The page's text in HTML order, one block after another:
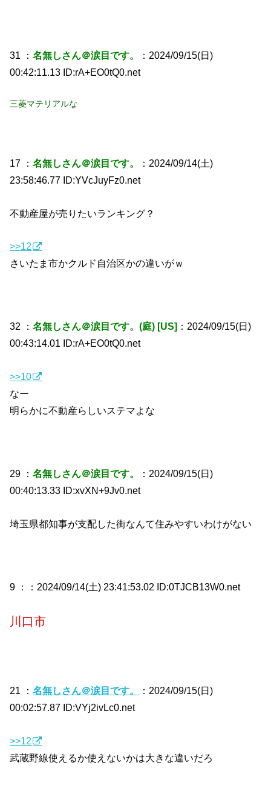
31 ：名無しさん＠涙目です。
：2024/09/15(日)
00:42:11.13 ID:rA+EO0tQ0.net
三菱マテリアルな
17 ：名無しさん＠涙目です。
：2024/09/14(土)
23:58:46.77 ID:YVcJuyFz0.net
不動産屋が売りたいランキング？
>>12
さいたま市かクルド自治区かの違いがｗ
32 ：名無しさん＠涙目です。(庭) [US] ：2024/09/15(日)
00:43:14.01 ID:rA+EO0tQ0.net
>>10
なー
明らかに不動産らしいステマよな
29 ：名無しさん＠涙目です。
：2024/09/15(日)
00:40:13.33 ID:xvXN+9Jv0.net
埼玉県都知事が支配した街なんて住みやすいわけがない
9 ： ：2024/09/14(土) 23:41:53.02 ID:0TJCB13W0.net
川口市
21 ：名無しさん＠涙目です。
：2024/09/15(日)
00:02:57.87 ID:VYj2ivLc0.net
>>12
武蔵野線使えるか使えないかは大きな違いだろ